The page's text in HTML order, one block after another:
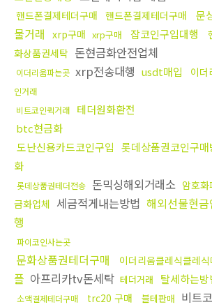
핸드폰결제테더구매 핸드폰결제테더구매 문
물거래 xrp구매 xrp구매 잡코인구입대행
화상품권세탁 돈현금화안전업체
이더리움파는곳 xrp전송대행 usdt매입 이더
인거래
비트코인퀵거래
테더원화환전
btc현금화
도난신용카드코인구입 롯데상품권코인구매
화
롯데상품권테더전송 돈믹싱해외거래소 암호
금화업체 세금적게내는방법 해외선물현
행
파이코인사는곳
문화상품권테더구매 이더리움클레식클레식
플 아프리카tv돈세탁 테더거래 탈세하는방
소액결제테더구매 trc20 구매 블테판매 비트